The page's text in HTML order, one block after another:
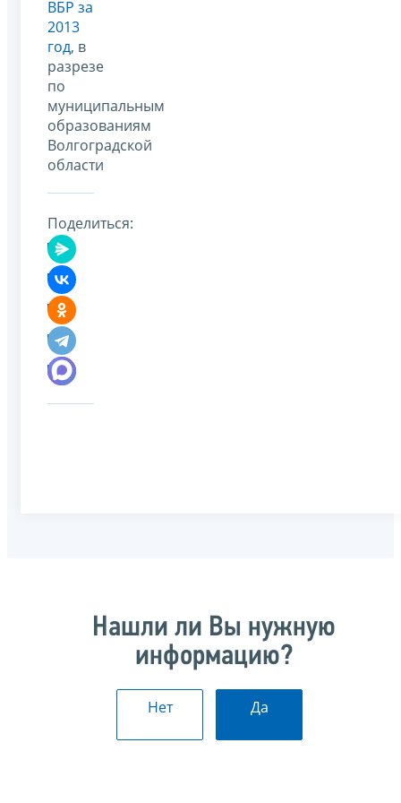
ВБР за
2013
год, в
разрезе
по
муниципальным
образованиям
Волгоградской
области
Поделиться:
Нашли ли Вы нужную
информацию?
Нет Да